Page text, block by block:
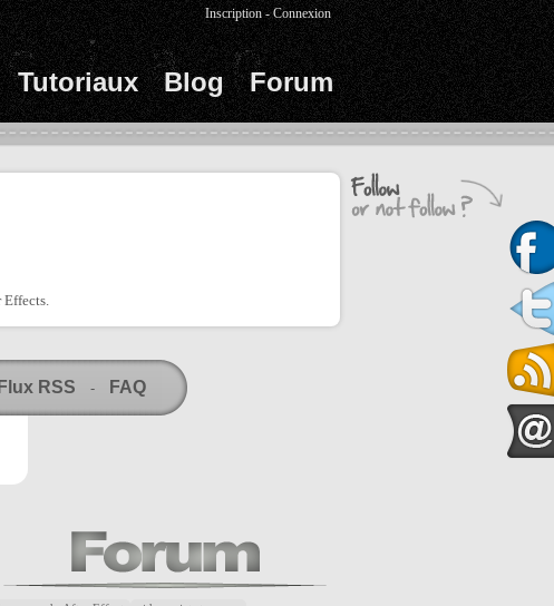
Tutoriaux Blog Forum
Inscription -Connexion
Effects.
Flux RSS - FAQ